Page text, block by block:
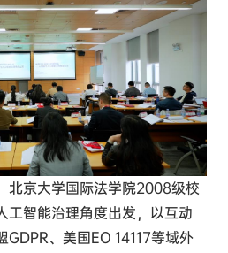
北京大学国际法学院2008级校
工智能治理角度出发，以互动
GDPR、美国EO 14117等域外